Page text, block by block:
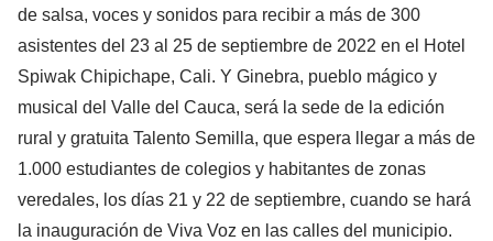
de salsa, voces y sonidos para recibir a más de 300
asistentes del 23 al 25 de septiembre de 2022 en el Hotel
Spiwak Chipichape, Cali. Y Ginebra, pueblo mágico y
musical del Valle del Cauca, será la sede de la edición
rural y gratuita Talento Semilla, que espera llegar a más de
1.000 estudiantes de colegios y habitantes de zonas
veredales, los días 21 y 22 de septiembre, cuando se hará
la inauguración de Viva Voz en las calles del municipio.